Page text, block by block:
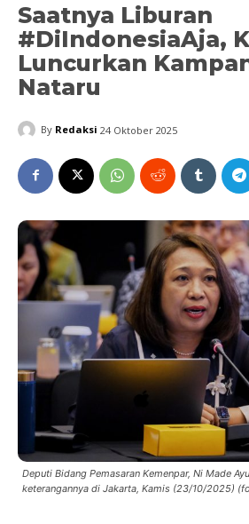
Saatnya Liburan
#DiIndonesiaAja,
Luncurkan
Nataru
By Redaksi 24 Oktober 2025
Deputi Bidang Pemasaran Kemenpar, Ni Made
keterangannya di Jakarta, Kamis (23/10/2025)